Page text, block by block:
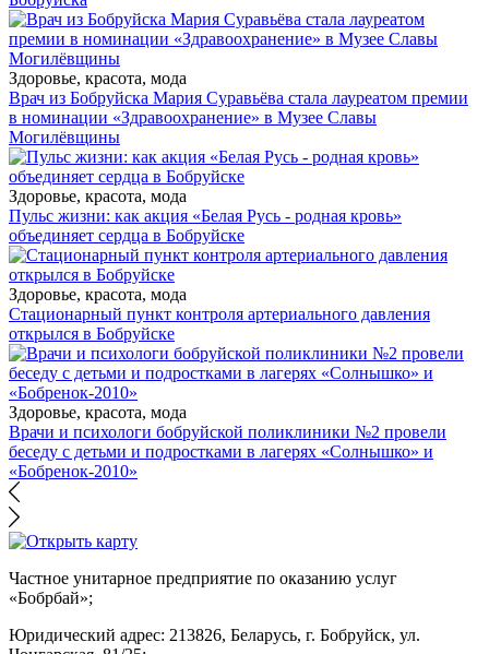
Здоровье, красота, мода
Врач из Бобруйска Мария Суравьёва стала лауреатом премии
в номинации «Здравоохранение» в Музее Славы
Могилёвщины
Здоровье, красота, мода
Пульс жизни: как акция «Белая Русь - родная кровь»
объединяет сердца в Бобруйске
Здоровье, красота, мода
Стационарный пункт контроля артериального давления
открылся в Бобруйске
Здоровье, красота, мода
Врачи и психологи бобруйской поликлиники №2 провели
беседу с детьми и подростками в лагерях «Солнышко» и
«Бобренок-2010»
Частное унитарное предприятие по оказанию услуг
«Бобрбай»;
Юридический адрес: 213826, Беларусь, г. Бобруйск, ул.